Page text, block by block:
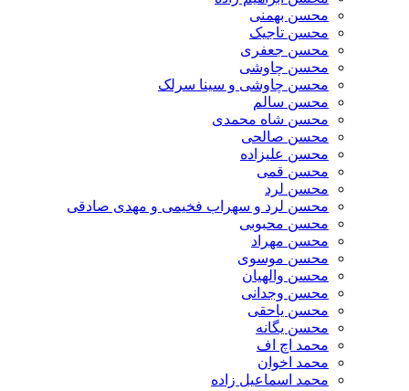
محسن بهمنی
محسن تاجیک
محسن جعفری
محسن چاوشی
محسن چاوشی و سینا سرلک
محسن سالم
محسن شاه محمدی
محسن صالحی
محسن علیزاده
محسن قمی
محسن لرد
محسن لرد و سهراب فخیمی و مهدی صادقی
محسن محبوبی
محسن مهراد
محسن موسوی
محسن والهیان
محسن وجدانی
محسن یاحقی
محسن یگانه
محمد اچ اف
محمد اخوان
محمد اسماعیل زاده